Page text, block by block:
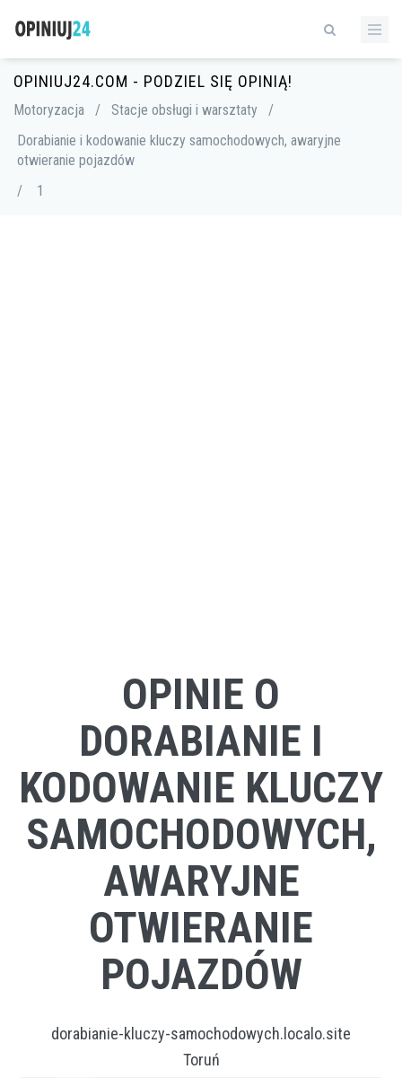
OPINIUJ24.COM - PODZIEL SIĘ OPINIĄ!
Motoryzacja / Stacje obsługi i warsztaty
/
Dorabianie i kodowanie kluczy samochodowych, awaryjne
otwieranie pojazdów
/
1
OPINIE O
DORABIANIE I
KODOWANIE KLUCZY
SAMOCHODOWYCH,
AWARYJNE
OTWIERANIE
POJAZDÓW
dorabianie-kluczy-samochodowych.localo.site
Toruń